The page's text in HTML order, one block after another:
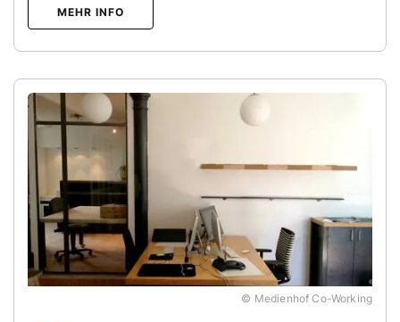
MEHR INFO
© Medienhof Co-Working